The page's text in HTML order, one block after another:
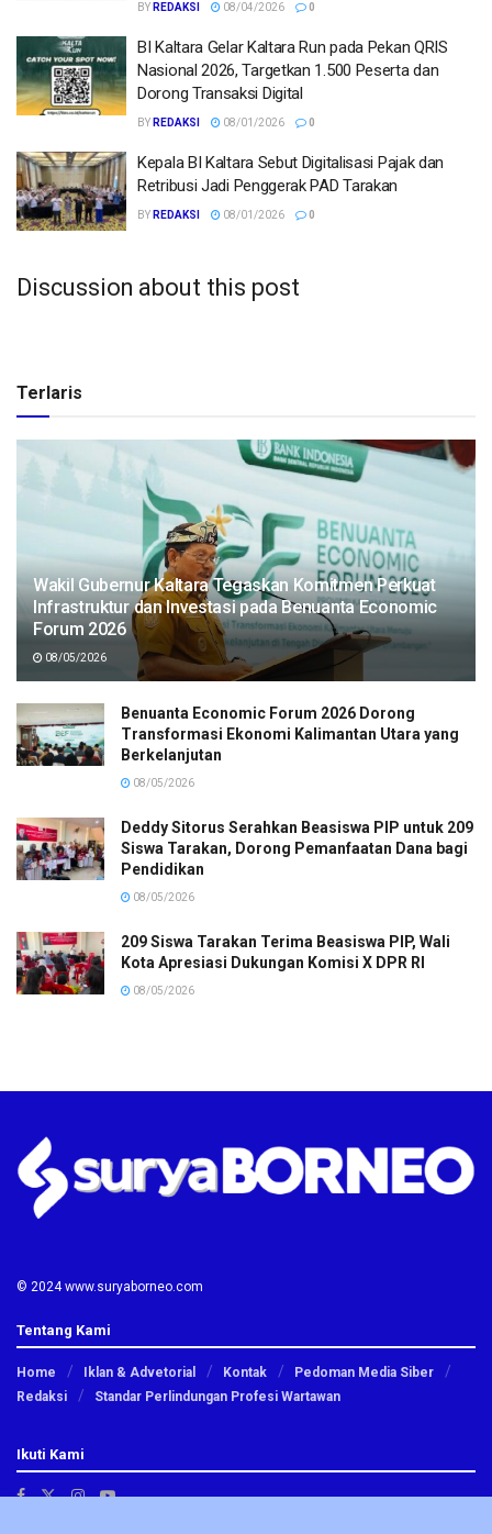
BY REDAKSI 08/04/2026 0
BI Kaltara Gelar Kaltara Run pada Pekan QRIS
Nasional 2026, Targetkan 1.500 Peserta dan
Dorong Transaksi Digital
BY REDAKSI 08/01/2026 0
Kepala BI Kaltara Sebut Digitalisasi Pajak dan
Retribusi Jadi Penggerak PAD Tarakan
BY REDAKSI 08/01/2026 0
Discussion about this post
Terlaris
Wakil Gubernur Kaltara Tegaskan Komitmen Perkuat
Infrastruktur dan Investasi pada Benuanta Economic
Forum 2026
08/05/2026
Benuanta Economic Forum 2026 Dorong
Transformasi Ekonomi Kalimantan Utara yang
Berkelanjutan
08/05/2026
Deddy Sitorus Serahkan Beasiswa PIP untuk 209
Siswa Tarakan, Dorong Pemanfaatan Dana bagi
Pendidikan
08/05/2026
209 Siswa Tarakan Terima Beasiswa PIP, Wali
Kota Apresiasi Dukungan Komisi X DPR RI
08/05/2026
© 2024 www.suryaborneo.com
Tentang Kami
Home Iklan & Advetorial Kontak
Pedoman Media Siber
Redaksi
Standar Perlindungan Profesi Wartawan
Ikuti Kami